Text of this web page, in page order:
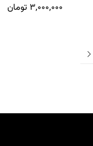
3,000,000 تومان